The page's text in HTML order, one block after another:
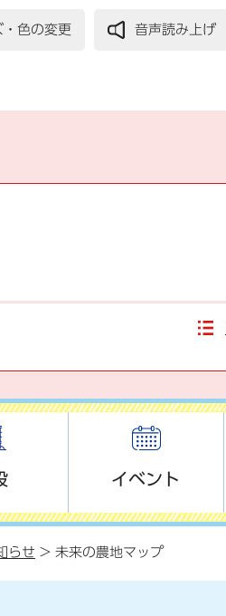
色の変更 音声読み上げ
イベント
らせ > 未来の農地マップ